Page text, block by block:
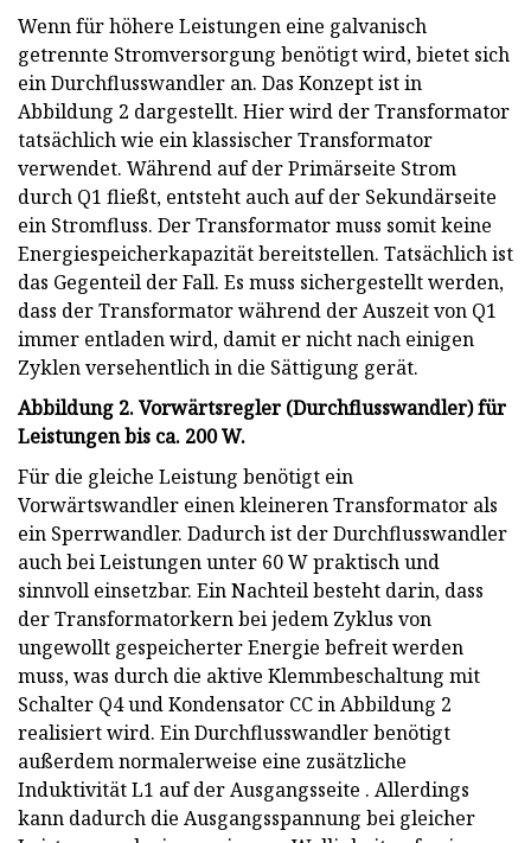
Wenn für höhere Leistungen eine galvanisch
getrennte Stromversorgung benötigt wird, bietet sich
ein Durchflusswandler an. Das Konzept ist in
Abbildung 2 dargestellt. Hier wird der Transformator
tatsächlich wie ein klassischer Transformator
verwendet. Während auf der Primärseite Strom
durch Q1 fließt, entsteht auch auf der Sekundärseite
ein Stromfluss. Der Transformator muss somit keine
Energiespeicherkapazität bereitstellen. Tatsächlich ist
das Gegenteil der Fall. Es muss sichergestellt werden,
dass der Transformator während der Auszeit von Q1
immer entladen wird, damit er nicht nach einigen
Zyklen versehentlich in die Sättigung gerät.
Abbildung 2. Vorwärtsregler (Durchflusswandler) für
Leistungen bis ca. 200 W.
Für die gleiche Leistung benötigt ein
Vorwärtswandler einen kleineren Transformator als
ein Sperrwandler. Dadurch ist der Durchflusswandler
auch bei Leistungen unter 60 W praktisch und
sinnvoll einsetzbar. Ein Nachteil besteht darin, dass
der Transformatorkern bei jedem Zyklus von
ungewollt gespeicherter Energie befreit werden
muss, was durch die aktive Klemmbeschaltung mit
Schalter Q4 und Kondensator CC in Abbildung 2
realisiert wird. Ein Durchflusswandler benötigt
außerdem normalerweise eine zusätzliche
Induktivität L1 auf der Ausgangsseite . Allerdings
kann dadurch die Ausgangsspannung bei gleicher